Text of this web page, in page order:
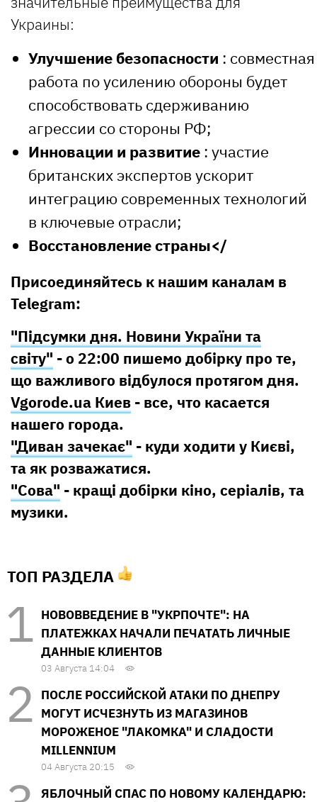
Украины:
Улучшение безопасности : совместная
работа по усилению обороны будет
способствовать сдерживанию
агрессии со стороны РФ;
Инновации и развитие : участие
британских экспертов ускорит
интеграцию современных технологий
в ключевые отрасли;
Восстановление страны</
Присоединяйтесь к нашим каналам в
Telegram:
"Підсумки дня. Новини України та
світу" - о 22:00 пишемо добірку про те,
що важливого відбулося протягом дня.
Vgorode.ua Киев - все, что касается
нашего города.
"Диван зачекає" - куди ходити у Києві,
та як розважатися.
"Сова" - кращі добірки кіно, серіалів, та
музики.
ТОП РАЗДЕЛА
НОВОВВЕДЕНИЕ В "УКРПОЧТЕ": НА
ПЛАТЕЖКАХ НАЧАЛИ ПЕЧАТАТЬ ЛИЧНЫЕ
ДАННЫЕ КЛИЕНТОВ
03 Августа 14:04
ПОСЛЕ РОССИЙСКОЙ АТАКИ ПО ДНЕПРУ
МОГУТ ИСЧЕЗНУТЬ ИЗ МАГАЗИНОВ
МОРОЖЕНОЕ "ЛАКОМКА" И СЛАДОСТИ
MILLENNIUM
04 Августа 20:15
ЯБЛОЧНЫЙ СПАС ПО НОВОМУ КАЛЕНДАРЮ: